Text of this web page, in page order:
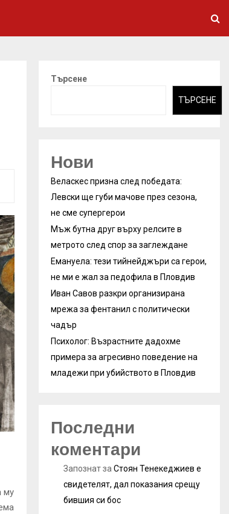
му
Търсене
ТЪРСЕНЕ
Нови
Веласкес призна след победата:
Левски ще губи мачове през сезона,
не сме супергерои
Мъж бутна друг върху релсите в
метрото след спор за заглеждане
Емануела: тези тийнейджъри са герои,
не ми е жал за педофила в Пловдив
Иван Савов разкри организирана
мрежа за фентанил с политически
чадър
Психолог: Възрастните дадохме
примера за агресивно поведение на
младежи при убийството в Пловдив
Последни
коментари
Запознатза Стоян Тенекеджиев е
свидетелят, дал показания срещу
бившия си бос